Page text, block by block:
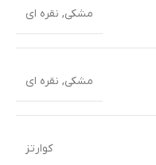
مشکی, نقره ای
مشکی, نقره ای
کوارتز